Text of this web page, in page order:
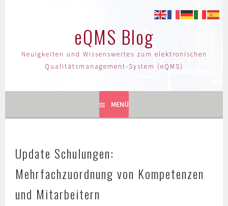
eQMS Blog
Neuigkeiten und Wissenswertes zum elektronischen
Qualitätsmanagement-System (eQMS)
MENÜ
Update Schulungen:
Mehrfachzuordnung von Kompetenzen
und Mitarbeitern